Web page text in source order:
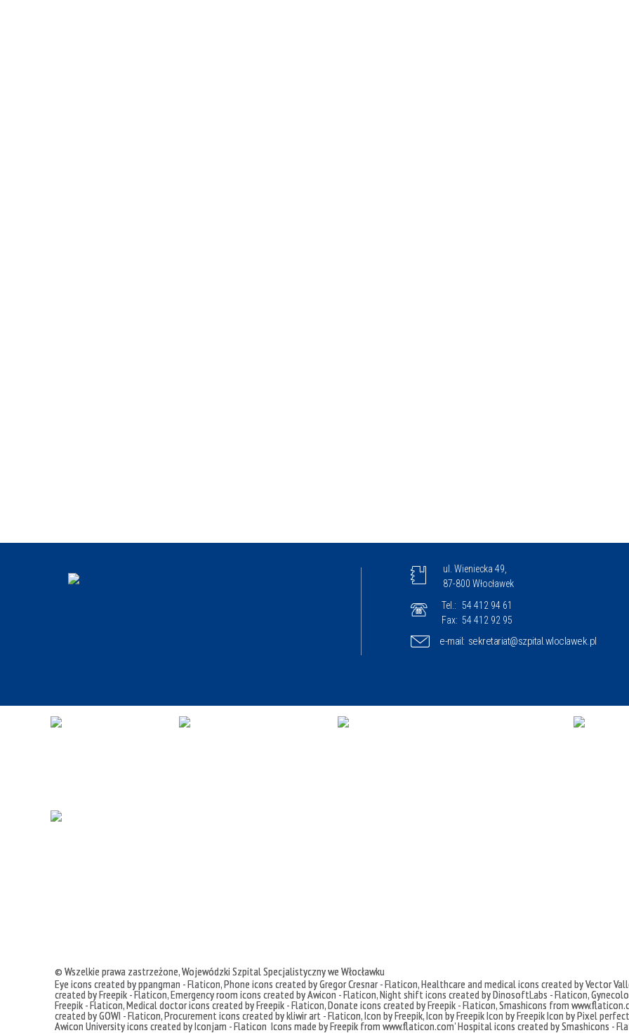
ul. Wieniecka 49,
87-800 Włocławek
Tel.: 54 412 94 61
Fax: 54 412 92 95
e-mail: sekretariat@szpital.wloclawek.pl
© Wszelkie prawa zastrzeżone,Wojewódzki Szpital Specjalistyczny we Włocławku
Eye icons created by ppangman - Flaticon,Phone icons created by Gregor Cresnar - Flaticon,Healthcare and medical icons created by Vector
created by Freepik - Flaticon,Emergency room icons created by Awicon - Flaticon,Night shift icons created by DinosoftLabs - Flaticon,
Freepik - Flaticon,Medical doctor icons created by Freepik - Flaticon,Donate icons created by Freepik - Flaticon,Smashicons from
created by GOWI - Flaticon,Procurement icons created by kliwir art - Flaticon,Icon by Freepik,Icon by FreepikIcon by FreepikIcon by Pixel perfect
Awicon University icons created by Iconjam - Flaticon Icons made byFreepik from www.flaticon.com'Hospital icons created by Smashicons -